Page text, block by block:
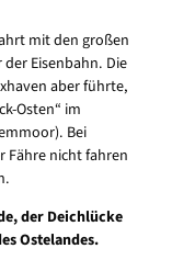
mit den großen
Eisenbahn. Die
aber führte,
Osten“ im
Bei
Fähre nicht fahren
der Deichlücke
Ostelandes.